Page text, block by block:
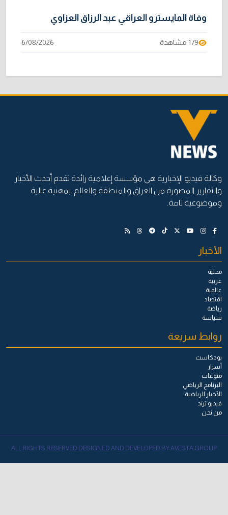
وفاة المايسترو العراقي عبد الرزاق العزاوي
179 مشاهدة 6/08/2026
وكالة فيديو الإخبارية هي مؤسسة إعلامية رائدة تقدم أحدث الأخبار
والتقارير المصورة من العراق والمنطقة والعالم، بمهنية عالية
وموضوعية تامة.
الأخبار
محلية
عربية
عالمية
اقتصاد
رياضة
سياسة
روابط سريعة
بودكاست
أسرار
منوعات
البرنامج الرياضي
الأخبار الرياضية
فيديو ترند
من نحن
ALL RIGHTS RESERVED DESIGNED AND DEVELOPED BY AVESTA GROUP